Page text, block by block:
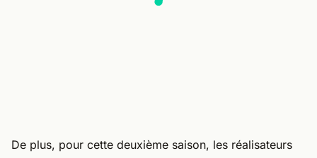
De plus, pour cette deuxième saison, les réalisateurs